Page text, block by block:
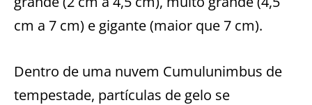
cm a 7 cm) e gigante (maior que 7 cm).
Dentro de uma nuvem Cumulunimbus de
tempestade, partículas de gelo se